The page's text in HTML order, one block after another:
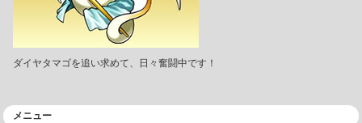
ダイヤタマゴを追い求めて、日々奮闘中です！
メニュー